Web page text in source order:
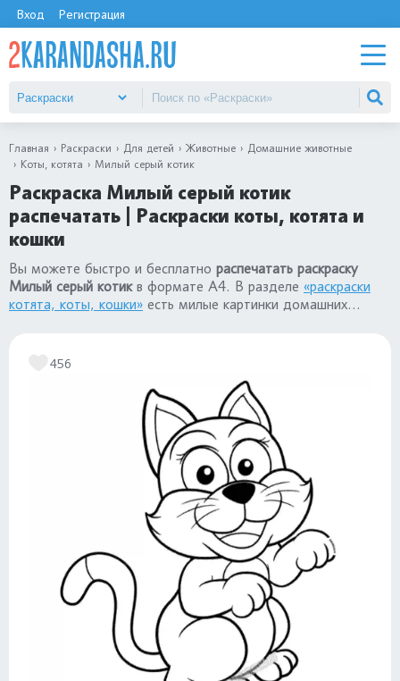
Вход Регистрация
Главная Раскраски Для детей Животные
Домашние животные
Коты, котята
Милый серый котик
Раскраска Милый серый котик
распечатать | Раскраски коты, котята и
кошки
Вы можете быстро и бесплатно распечатать раскраску
Милый серый котикв формате А4. В разделе «раскраски
котята, коты, кошки» есть милые картинки домашних
456